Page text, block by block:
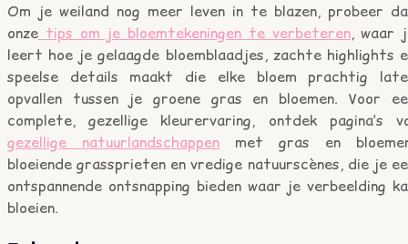
Om je weiland nog meer leven in te blazen, probeer
onze tips om je bloemtekeningen te verbeteren, waar
leert hoe je gelaagde bloemblaadjes, zachte highlights
speelse details maakt die elke bloem prachtig
opvallen tussen je groene gras en bloemen. Voor
complete, gezellige kleurervaring, ontdek pagina’s
gezellige natuurlandschappen met gras en
bloeiende grassprieten en vredige natuurscènes, die je
ontspannende ontsnapping bieden waar je verbeelding
bloeien.